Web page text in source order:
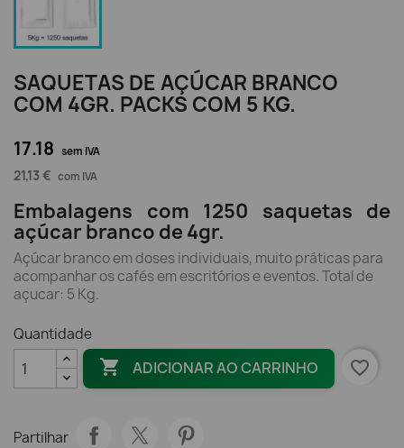
SAQUETAS DE AÇÚCAR BRANCO
COM 4GR. PACKS COM 5 KG.
17.18 sem IVA
21,13 € com IVA
Embalagens com 1250 saquetas de
açúcar branco de 4gr.
Açúcar branco em doses individuais, muito práticas para
acompanhar os cafés em escritórios e eventos. Total de
açucar: 5 Kg.
Quantidade
 ADICIONAR AO CARRINHO favorite_border
Partilhar